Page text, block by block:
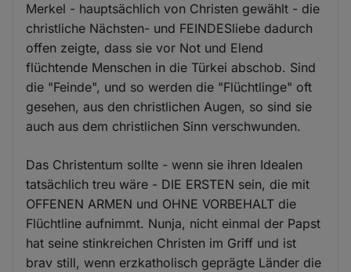
Merkel - hauptsächlich von Christen gewählt - die
christliche Nächsten- und FEINDESliebe dadurch
offen zeigte, dass sie vor Not und Elend
flüchtende Menschen in die Türkei abschob. Sind
die "Feinde", und so werden die "Flüchtlinge" oft
gesehen, aus den christlichen Augen, so sind sie
auch aus dem christlichen Sinn verschwunden.
Das Christentum sollte - wenn sie ihren Idealen
tatsächlich treu wäre - DIE ERSTEN sein, die mit
OFFENEN ARMEN und OHNE VORBEHALT die
Flüchtline aufnimmt. Nunja, nicht einmal der Papst
hat seine stinkreichen Christen im Griff und ist
brav still, wenn erzkatholisch geprägte Länder die